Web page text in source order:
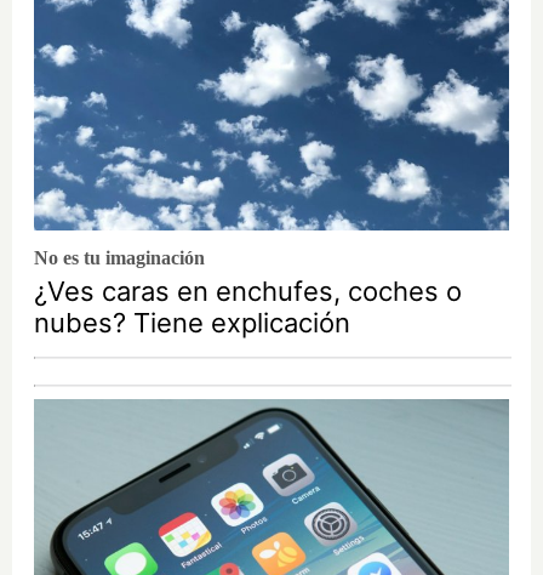
No es tu imaginación
¿Ves caras en enchufes, coches o
nubes? Tiene explicación